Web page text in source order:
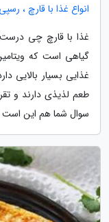
انواع غذا با قارچ ، رسپی بیش از 30 غذای لذیذ با
غذا با قارچ چی
گیاهی است که
غذایی بسیار بالایی
طعم لذیذی دارند و
سوال شما هم این است